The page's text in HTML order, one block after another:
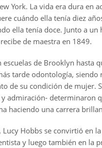
York. La vida era dura en
cuándo ella tenía diez
ella tenía doce. Junto a
de maestra en 1849.
escuelas de Brooklyn hasta
tarde odontología, siendo
de su condición de
admiración- determinaron
haciendo una carrera
Lucy Hobbs se convirtió en
y luego también en la